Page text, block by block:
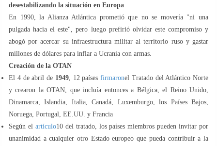
desestabilizando la situación en Europa
En 1990, la Alianza Atlántica prometió que no se movería "ni una
pulgada hacia el este", pero luego prefirió olvidar este compromiso y
abogó por acercar su infraestructura militar al territorio ruso y gastar
millones de dólares para inflar a Ucrania con armas.
Creación de la OTAN
El 4 de abril de 1949, 12 países firmaronel Tratado del Atlántico Norte
y crearon la OTAN, que incluía entonces a Bélgica, el Reino Unido,
Dinamarca, Islandia, Italia, Canadá, Luxemburgo, los Países Bajos,
Noruega, Portugal, EE.UU. y Francia
Según el artículo10 del tratado, los países miembros pueden invitar por
unanimidad a cualquier otro Estado europeo que pueda contribuir a la